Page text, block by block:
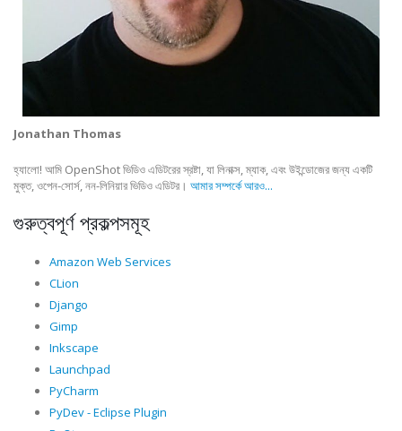
Jonathan Thomas
হ্যালো! আমি OpenShot ভিডিও এডিটরের স্রষ্টা, যা লিনাক্স, ম্যাক, এবং উইন্ডোজের জন্য একটি
মুক্ত, ওপেন-সোর্স, নন-লিনিয়ার ভিডিও এডিটর। আমার সম্পর্কে আরও...
গুরুত্বপূর্ণ প্রকল্পসমূহ
Amazon Web Services
CLion
Django
Gimp
Inkscape
Launchpad
PyCharm
PyDev - Eclipse Plugin